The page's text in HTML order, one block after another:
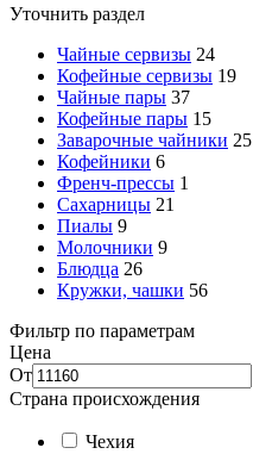
Уточнить раздел
Чайные сервизы 24
Кофейные сервизы 19
Чайные пары 37
Кофейные пары 15
Заварочные чайники 25
Кофейники 6
Френч-прессы 1
Сахарницы 21
Пиалы 9
Молочники 9
Блюдца 26
Кружки, чашки 56
Фильтр по параметрам
Цена
От
Страна происхождения
Чехия